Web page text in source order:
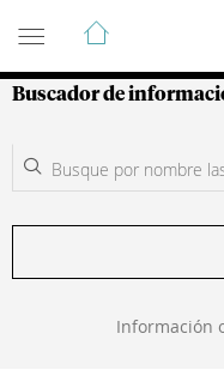
Guía de
Buscador de
Información